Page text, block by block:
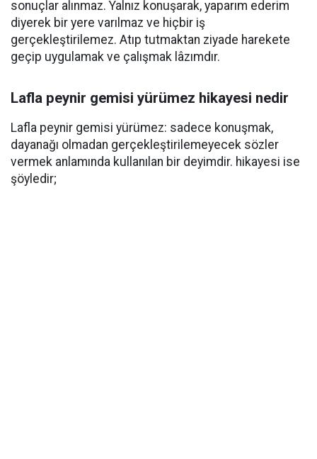
sonuçlar alınmaz. Yalnız konuşarak, yaparım ederim
diyerek bir yere varılmaz ve hiçbir iş
gerçekleştirilemez. Atıp tutmaktan ziyade harekete
geçip uygulamak ve çalışmak lâzımdır.
Lafla peynir gemisi yürümez hikayesi nedir
Lafla peynir gemisi yürümez: sadece konuşmak,
dayanağı olmadan gerçekleştirilemeyecek sözler
vermek anlamında kullanılan bir deyimdir. hikayesi ise
şöyledir;